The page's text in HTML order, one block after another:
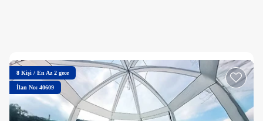
8 Kişi / En Az 2 gece
İlan No: 40609